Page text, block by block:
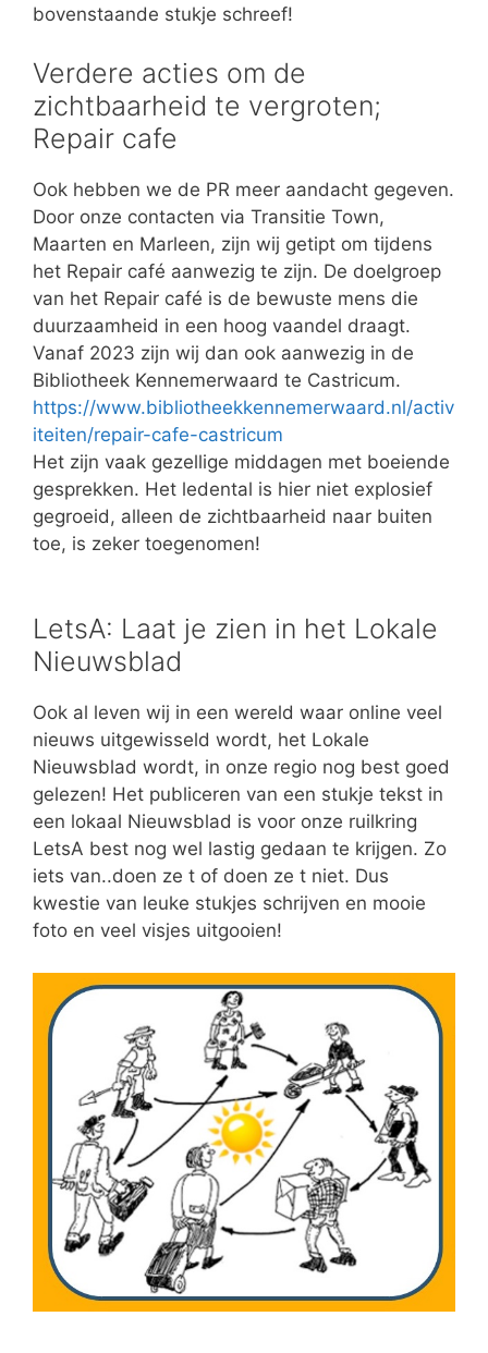
bovenstaande stukje schreef!
Verdere acties om de
zichtbaarheid te vergroten;
Repair cafe
Ook hebben we de PR meer aandacht gegeven.
Door onze contacten via Transitie Town,
Maarten en Marleen, zijn wij getipt om tijdens
het Repair café aanwezig te zijn. De doelgroep
van het Repair café is de bewuste mens die
duurzaamheid in een hoog vaandel draagt.
Vanaf 2023 zijn wij dan ook aanwezig in de
Bibliotheek Kennemerwaard te Castricum.
https://www.bibliotheekkennemerwaard.nl/activ
iteiten/repair-cafe-castricum
Het zijn vaak gezellige middagen met boeiende
gesprekken. Het ledental is hier niet explosief
gegroeid, alleen de zichtbaarheid naar buiten
toe, is zeker toegenomen!
LetsA: Laat je zien in het Lokale
Nieuwsblad
Ook al leven wij in een wereld waar online veel
nieuws uitgewisseld wordt, het Lokale
Nieuwsblad wordt, in onze regio nog best goed
gelezen! Het publiceren van een stukje tekst in
een lokaal Nieuwsblad is voor onze ruilkring
LetsA best nog wel lastig gedaan te krijgen. Zo
iets van..doen ze t of doen ze t niet. Dus
kwestie van leuke stukjes schrijven en mooie
foto en veel visjes uitgooien!